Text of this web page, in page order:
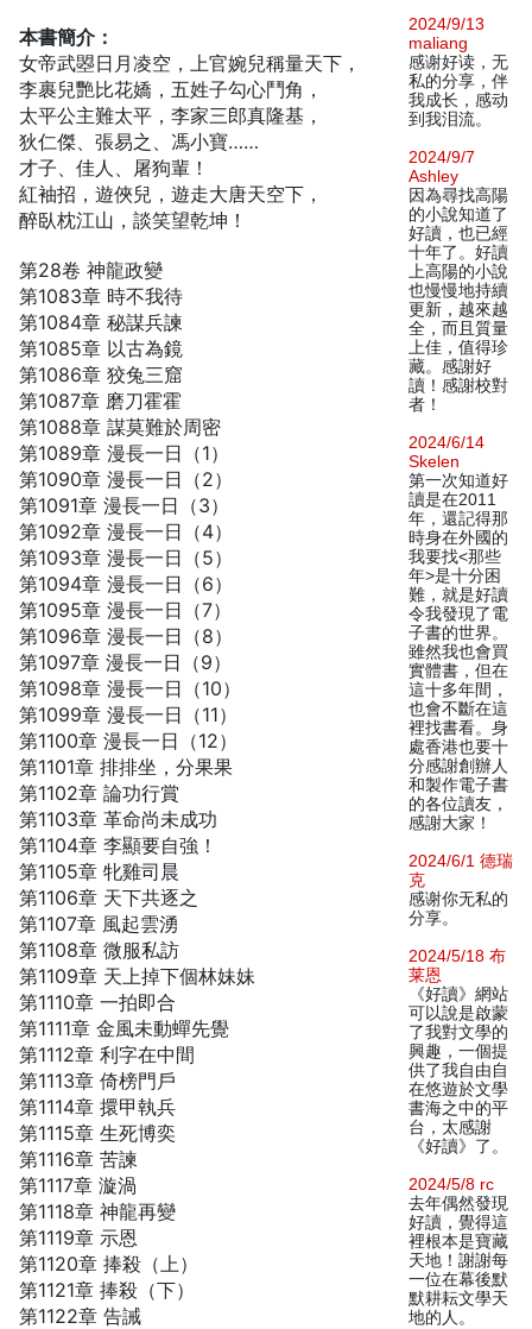
本書簡介：
女帝武曌日月凌空，上官婉兒稱量天下，
李裹兒艷比花嬌，五姓子勾心鬥角，
太平公主難太平，李家三郎真隆基，
狄仁傑、張易之、馮小寶……
才子、佳人、屠狗輩！
紅袖招，遊俠兒，遊走大唐天空下，
醉臥枕江山，談笑望乾坤！
第28卷 神龍政變
第1083章 時不我待
第1084章 秘謀兵諫
第1085章 以古為鏡
第1086章 狡兔三窟
第1087章 磨刀霍霍
第1088章 謀莫難於周密
第1089章 漫長一日（1）
第1090章 漫長一日（2）
第1091章 漫長一日（3）
第1092章 漫長一日（4）
第1093章 漫長一日（5）
第1094章 漫長一日（6）
第1095章 漫長一日（7）
第1096章 漫長一日（8）
第1097章 漫長一日（9）
第1098章 漫長一日（10）
第1099章 漫長一日（11）
第1100章 漫長一日（12）
第1101章 排排坐，分果果
第1102章 論功行賞
第1103章 革命尚未成功
第1104章 李顯要自強！
第1105章 牝雞司晨
第1106章 天下共逐之
第1107章 風起雲湧
第1108章 微服私訪
第1109章 天上掉下個林妹妹
第1110章 一拍即合
第1111章 金風未動蟬先覺
第1112章 利字在中間
第1113章 倚榜門戶
第1114章 擐甲執兵
第1115章 生死博奕
第1116章 苦諫
第1117章 漩渦
第1118章 神龍再變
第1119章 示恩
第1120章 捧殺（上）
第1121章 捧殺（下）
第1122章 告誡
2024/9/13
maliang
感谢好读，无
私的分享，伴
我成长，感动
到我泪流。
2024/9/7
Ashley
因為尋找高陽
的小說知道了
好讀，也已經
十年了。好讀
上高陽的小說
也慢慢地持續
更新，越來越
全，而且質量
上佳，值得珍
藏。感謝好
讀！感謝校對
者！
2024/6/14
Skelen
第一次知道好
讀是在2011
年，還記得那
時身在外國的
我要找<那些
年>是十分困
難，就是好讀
令我發現了電
子書的世界。
雖然我也會買
實體書，但在
這十多年間，
也會不斷在這
裡找書看。身
處香港也要十
分感謝創辦人
和製作電子書
的各位讀友，
感謝大家！
2024/6/1 德瑞
克
感谢你无私的
分享。
2024/5/18 布
莱恩
《好讀》網站
可以說是啟蒙
了我對文學的
興趣，一個提
供了我自由自
在悠遊於文學
書海之中的平
台，太感謝
《好讀》了。
2024/5/8 rc
去年偶然發現
好讀，覺得這
裡根本是寶藏
天地！謝謝每
一位在幕後默
默耕耘文學天
地的人。